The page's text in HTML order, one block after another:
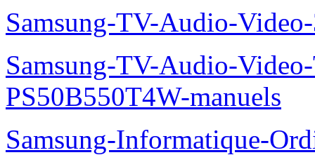
Samsung-TV-Audio-
Samsung-TV-Audio-
PS50B550T4W-manuels
Samsung-Informatique-